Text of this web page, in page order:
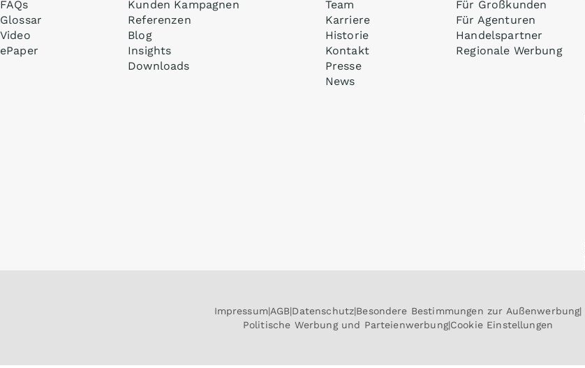
FAQs
Glossar
Video
ePaper
Kunden Kampagnen
Referenzen
Blog
Insights
Downloads
Team
Karriere
Historie
Kontakt
Presse
News
Für Großkunden
Für Agenturen
Handelspartner
Regionale Werbung
Impressum AGB Datenschutz Besondere Bestimmungen zur Außenwerbung
Politische Werbung und Parteienwerbung Cookie Einstellungen